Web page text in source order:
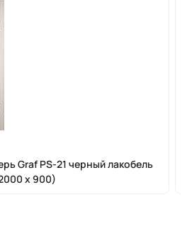
Graf PS-21 черный лакобель
х 900)